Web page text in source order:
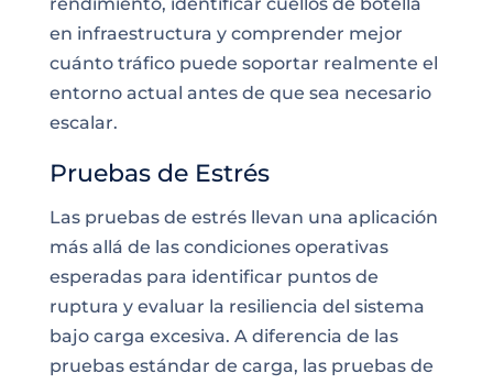
en infraestructura y comprender mejor
cuánto tráfico puede soportar realmente el
entorno actual antes de que sea necesario
escalar.
Pruebas de Estrés
Las pruebas de estrés llevan una aplicación
más allá de las condiciones operativas
esperadas para identificar puntos de
ruptura y evaluar la resiliencia del sistema
bajo carga excesiva. A diferencia de las
pruebas estándar de carga, las pruebas de